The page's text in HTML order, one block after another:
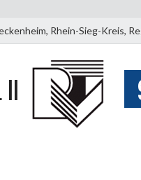
Rhein-Sieg-Kreis,
II